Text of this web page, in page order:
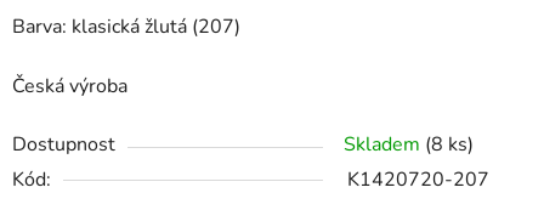
Barva: klasická žlutá (207)
Česká výroba
Dostupnost Skladem (8 ks)
Kód:
K1420720-207